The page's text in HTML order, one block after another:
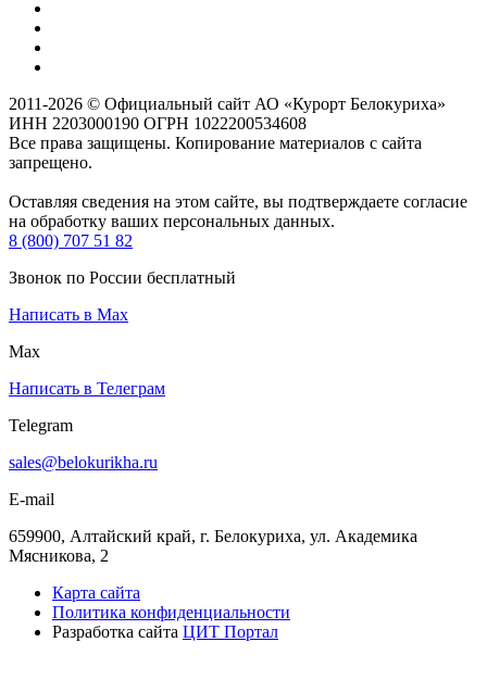
2011-2026 © Официальный сайт АО «Курорт Белокуриха»
ИНН 2203000190 ОГРН 1022200534608
Все права защищены. Копирование материалов с сайта
запрещено.
Оставляя сведения на этом сайте, вы подтверждаете согласие
на обработку ваших персональных данных.
8 (800) 707 51 82
Звонок по России бесплатный
Написать в Max
Max
Написать в Телеграм
Telegram
sales@belokurikha.ru
E-mail
659900, Алтайский край, г. Белокуриха, ул. Академика
Мясникова, 2
Карта сайта
Политика конфиденциальности
Разработка сайта ЦИТ Портал